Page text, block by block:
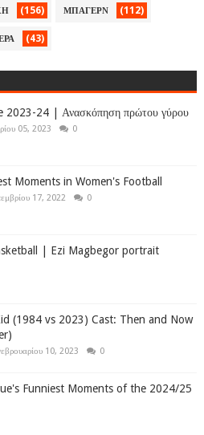
(156) ΜΠΑΓΕΡΝ (112)
(43)
2023-24 | Ανασκόπηση πρώτου γύρου
05, 2023 0
Moments in Women's Football
17, 2022 0
| Ezi Magbegor portrait
(1984 vs 2023) Cast: Then and Now
10, 2023 0
Funniest Moments of the 2024/25